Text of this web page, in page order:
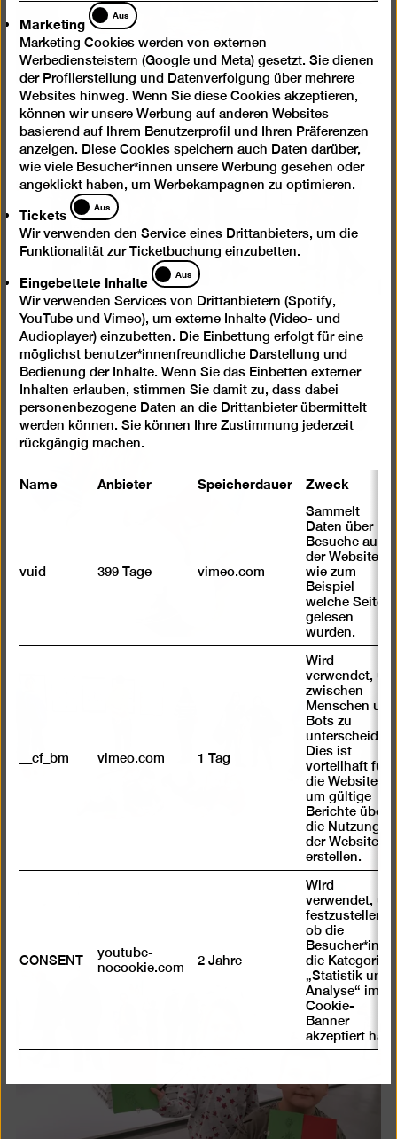
Bild
in
einer
öffnen
Bild
einer
öffnen
Bild
in
einer
öffnen
Bild
in
Marketing
Marketing
Aus
Marketing Cookies werden von externen
Werbediensteistern (Google und Meta) gesetzt. Sie dienen
der Profilerstellung und Datenverfolgung über mehrere
Websites hinweg. Wenn Sie diese Cookies akzeptieren,
können wir unsere Werbung auf anderen Websites
basierend auf Ihrem Benutzerprofil und Ihren Präferenzen
anzeigen. Diese Cookies speichern auch Daten darüber,
wie viele Besucher*innen unsere Werbung gesehen oder
angeklickt haben, um Werbekampagnen zu optimieren.
Tickets
Tickets
Aus
Wir verwenden den Service eines Drittanbieters, um die
Funktionalität zur Ticketbuchung einzubetten.
Eingebettete Inhalte
Eingebettete
Inhalte
Aus
Wir verwenden Services von Drittanbietern (Spotify,
YouTube und Vimeo), um externe Inhalte (Video- und
Audioplayer) einzubetten. Die Einbettung erfolgt für eine
möglichst benutzer*innenfreundliche Darstellung und
Bedienung der Inhalte. Wenn Sie das Einbetten externer
Inhalten erlauben, stimmen Sie damit zu, dass dabei
personenbezogene Daten an die Drittanbieter übermittelt
werden können. Sie können Ihre Zustimmung jederzeit
rückgängig machen.
Name Anbieter Speicherdauer Zweck
vuid 399 Tage vimeo.com
Sammelt
Daten über
Besuche auf
der Website,
wie zum
Beispiel
welche Seiten
gelesen
wurden.
__cf_bm vimeo.com 1 Tag
Wird
verwendet, um
zwischen
Menschen und
Bots zu
unterscheiden.
Dies ist
vorteilhaft für
die Website,
um gültige
Berichte über
die Nutzung
der Website zu
erstellen.
CONSENT
youtube-
nocookie.com
2 Jahre
Wird
verwendet, um
festzustellen ,
ob die
Besucher*in
die Kategorie
„Statistik und
Analyse“ im
Cookie-
Banner
akzeptiert hat